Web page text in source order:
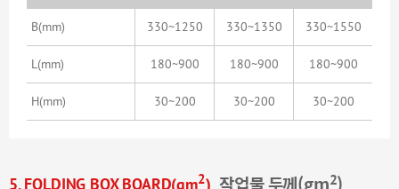
B(mm) 330~1250 330~1350 330~1550
L(mm) 180~900 180~900 180~900
H(mm) 30~200 30~200 30~200
5. FOLDING BOX BOARD(gm2) 2